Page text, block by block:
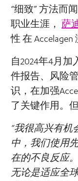
“细致” 方法而
职业生涯，萨
性 在 Accelagen
自2024年4月
件报告、风险
识，在加强
了关键作用。
“我很高兴有机
中，我们使用
在的不良反应
无论是适应全